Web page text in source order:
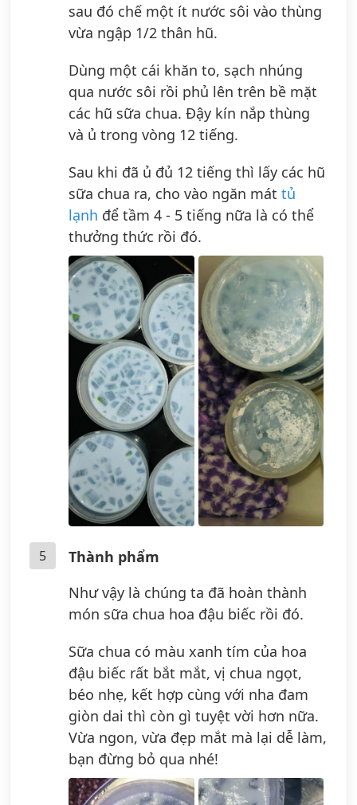
sau đó chế một ít nước sôi vào thùng
vừa ngập 1/2 thân hũ.
Dùng một cái khăn to, sạch nhúng
qua nước sôi rồi phủ lên trên bề mặt
các hũ sữa chua. Đậy kín nắp thùng
và ủ trong vòng 12 tiếng.
Sau khi đã ủ đủ 12 tiếng thì lấy các hũ
sữa chua ra, cho vào ngăn mát tủ
lạnh để tầm 4 - 5 tiếng nữa là có thể
thưởng thức rồi đó.
5
Thành phẩm
Như vậy là chúng ta đã hoàn thành
món sữa chua hoa đậu biếc rồi đó.
Sữa chua có màu xanh tím của hoa
đậu biếc rất bắt mắt, vị chua ngọt,
béo nhẹ, kết hợp cùng với nha đam
giòn dai thì còn gì tuyệt vời hơn nữa.
Vừa ngon, vừa đẹp mắt mà lại dễ làm,
bạn đừng bỏ qua nhé!